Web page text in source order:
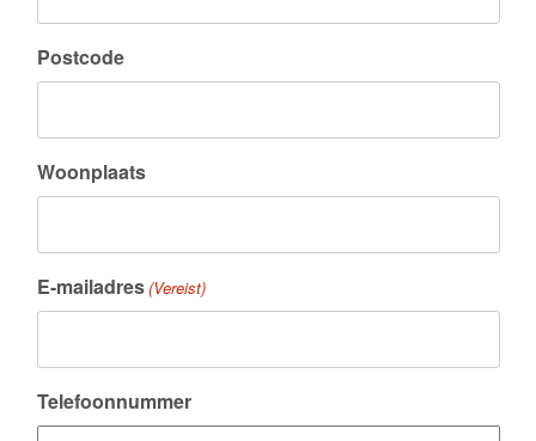
Postcode
Woonplaats
E-mailadres(Vereist)
Telefoonnummer